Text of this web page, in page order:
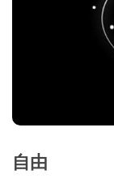
自由